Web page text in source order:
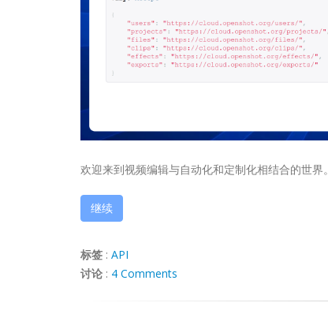
欢迎来到视频编辑与自动化和定制化相结合的世界。
继续
标签 : API
讨论 : 4 Comments